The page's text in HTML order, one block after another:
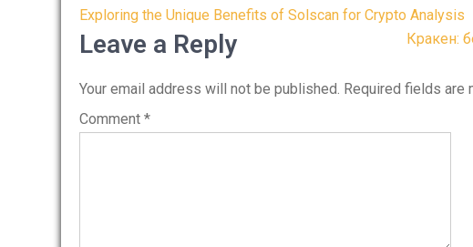
Post
navigation
Exploring the Unique Benefits of Solscan for Crypto Analysis
Кракен:
Leave a Reply
Your email address will not be published. Required fields are
Comment *